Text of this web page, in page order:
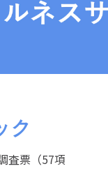
ク
査票（57項